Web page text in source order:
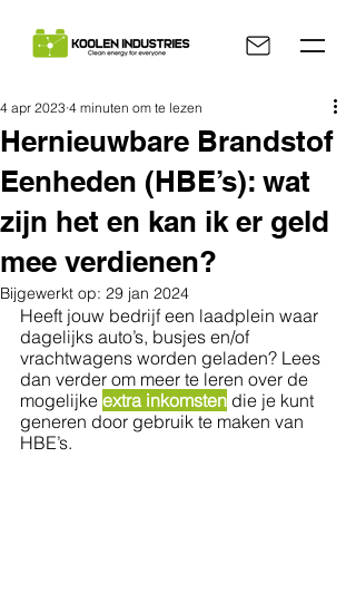
Hernieuwbare Brandstof
Eenheden (HBE’s): wat
zijn het en kan ik er geld
mee verdienen?
4 apr 2023 4 minuten om te lezen
Bijgewerkt op: 29 jan 2024
Heeft jouw bedrijf een laadplein waar
dagelijks auto’s, busjes en/of
vrachtwagens worden geladen? Lees
dan verder om meer te leren over de
mogelijke extra inkomsten die je kunt
generen door gebruik te maken van
HBE’s.